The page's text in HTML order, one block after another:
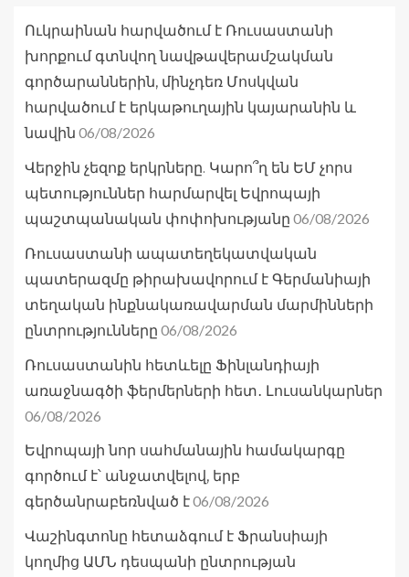
Ուկրաինան հարվածում է Ռուսաստանի
խորքում գտնվող նավթավերամշակման
գործարաններին, մինչդեռ Մոսկվան
հարվածում է երկաթուղային կայարանին և
նավին 06/08/2026
Վերջին չեզոք երկրները. Կարո՞ղ են ԵՄ չորս
պետություններ հարմարվել Եվրոպայի
պաշտպանական փոփոխությանը 06/08/2026
Ռուսաստանի ապատեղեկատվական
պատերազմը թիրախավորում է Գերմանիայի
տեղական ինքնակառավարման մարմինների
ընտրությունները 06/08/2026
Ռուսաստանին հետևելը Ֆինլանդիայի
առաջնագծի ֆերմերների հետ․ Լուսանկարներ
06/08/2026
Եվրոպայի նոր սահմանային համակարգը
գործում է՝ անջատվելով, երբ
գերծանրաբեռնված է06/08/2026
Վաշինգտոնը հետաձգում է Ֆրանսիայի
կողմից ԱՄՆ դեսպանի ընտրության